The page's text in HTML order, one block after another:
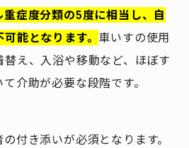
症度分類の5度に相当し、自
能となります。 車いすの使用
え、入浴や移動など、ほぼす
介助が必要な段階です。
付き添いが必須となります。